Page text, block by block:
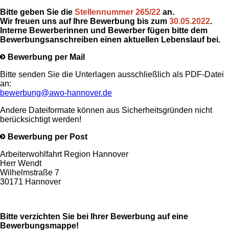
Bitte geben Sie die Stellennummer 265/22 an.
Wir freuen uns auf Ihre Bewerbung bis zum 30.05.2022.
Interne Bewerberinnen und Bewerber fügen bitte dem
Bewerbungsanschreiben einen aktuellen Lebenslauf bei.
Bewerbung per Mail
Bitte senden Sie die Unterlagen ausschließlich als PDF-Datei
an:
bewerbung@awo-hannover.de
Andere Dateiformate können aus Sicherheitsgründen nicht
berücksichtigt werden!
Bewerbung per Post
Arbeiterwohlfahrt Region Hannover
Herr Wendt
Wilhelmstraße 7
30171 Hannover
Bitte verzichten Sie bei Ihrer Bewerbung auf eine
Bewerbungsmappe!